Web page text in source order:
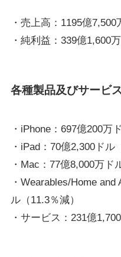
・売上高：1195億7,500
・純利益：339億1,600
各種製品及びサービ
・iPhone：697億200万
・iPad：70億2,300ドル
・Mac：77億8,000万ド
・Wearables/Home
ル（11.3％減）
・サービス：231億